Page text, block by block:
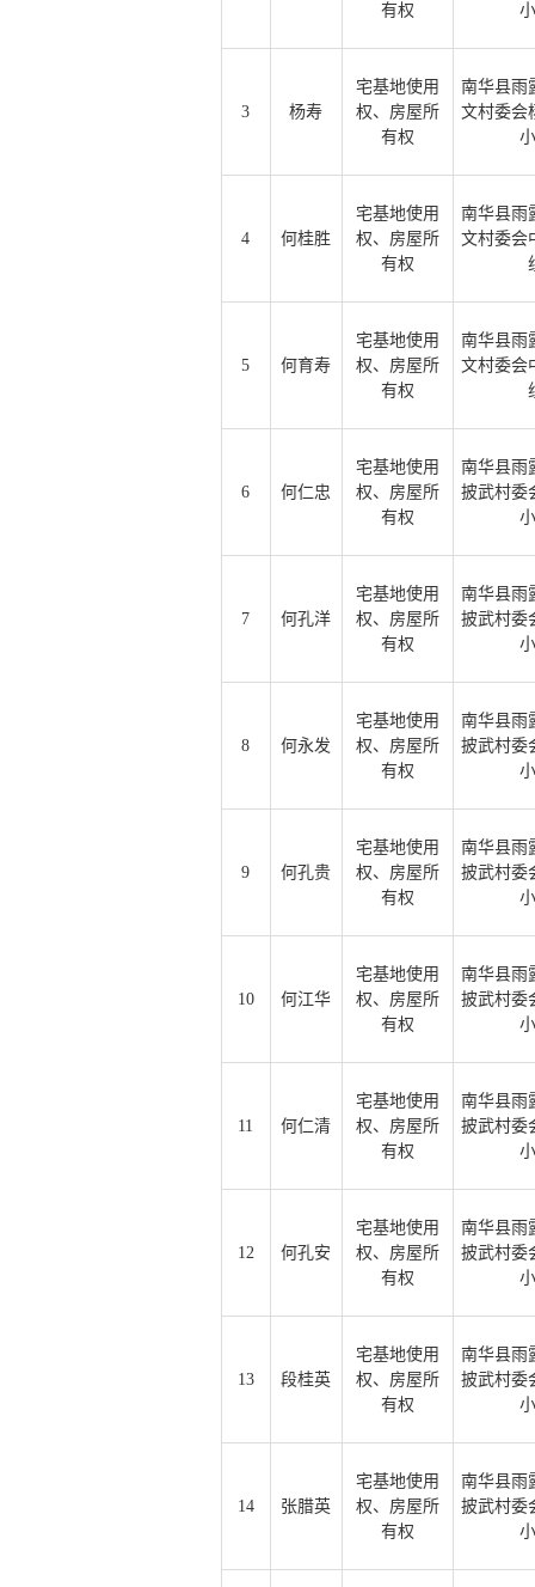
有权
3 杨寿
宅基地使用
权、房屋所
有权
南华县雨
文村委会
4 何桂胜
宅基地使用
权、房屋所
有权
南华县雨
文村委会
5 何育寿
宅基地使用
权、房屋所
有权
南华县雨
文村委会
6 何仁忠
宅基地使用
权、房屋所
有权
南华县雨
披武村委
7 何孔洋
宅基地使用
权、房屋所
有权
南华县雨
披武村委
8 何永发
宅基地使用
权、房屋所
有权
南华县雨
披武村委
9 何孔贵
宅基地使用
权、房屋所
有权
南华县雨
披武村委
10 何江华
宅基地使用
权、房屋所
有权
南华县雨
披武村委
11 何仁清
宅基地使用
权、房屋所
有权
南华县雨
披武村委
12 何孔安
宅基地使用
权、房屋所
有权
南华县雨
披武村委
13 段桂英
宅基地使用
权、房屋所
有权
南华县雨
披武村委
14 张腊英
宅基地使用
权、房屋所
有权
南华县雨
披武村委